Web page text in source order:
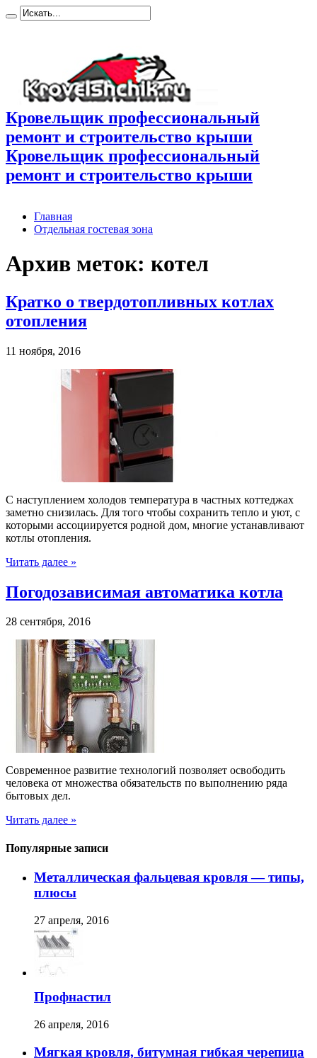
Кровельщик профессиональный
ремонт и строительство крыши
Кровельщик профессиональный
ремонт и строительство крыши
Главная
Отдельная гостевая зона
Архив меток: котел
Кратко о твердотопливных котлах
отопления
11 ноября, 2016
С наступлением холодов температура в частных коттеджах
заметно снизилась. Для того чтобы сохранить тепло и уют, с
которыми ассоциируется родной дом, многие устанавливают
котлы отопления.
Читать далее »
Погодозависимая автоматика котла
28 сентября, 2016
Современное развитие технологий позволяет освободить
человека от множества обязательств по выполнению ряда
бытовых дел.
Читать далее »
Популярные записи
Металлическая фальцевая кровля — типы,
плюсы
27 апреля, 2016
Профнастил
26 апреля, 2016
Мягкая кровля, битумная гибкая черепица